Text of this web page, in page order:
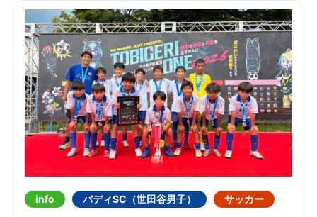
info バディSC（世田谷男子） サッカー